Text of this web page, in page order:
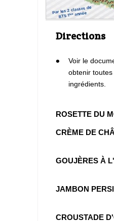
Directions
Voir le
obtenir
ingrédients.
ROSETTE DU
CRÈME DE
GOUJÈRES À
JAMBON
CROUSTADE